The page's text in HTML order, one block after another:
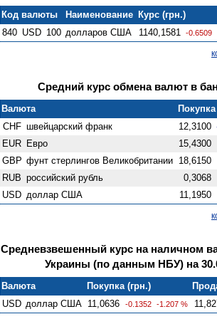
Код валюты Наименование Курс (грн.)
840 USD 100 долларов США 1140,1581 -0.6509
Средний курс обмена валют в
Валюта
Покупка
CHF швейцарский франк 12,3100
EUR Евро
15,4300
GBP фунт стерлингов Велико­британии 18,6150
RUB российский рубль
0,3068
USD доллар США 11,1950
Средневзвешенный курс на наличном
Украины (по данным НБУ) на
Валюта Покупка (грн.)
USD доллар США 11,0636 -0.1352 -1.207 %